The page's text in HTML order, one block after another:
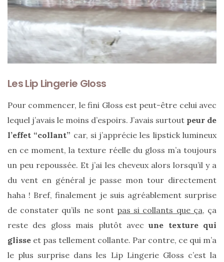
sur
le
Batman
RSVP
Les Lip Lingerie Gloss
Pour commencer, le fini Gloss est peut-être celui avec
lequel j’avais le moins d’espoirs. J’avais surtout peur de
l’effet “collant” car, si j’apprécie les lipstick lumineux
en ce moment, la texture réelle du gloss m’a toujours
un peu repoussée. Et j’ai les cheveux alors lorsqu’il y a
du vent en général je passe mon tour directement
haha ! Bref, finalement je suis agréablement surprise
de constater qu’ils ne sont pas si collants que ça, ça
reste des gloss mais plutôt avecune texture qui
glisse et pas tellement collante. Par contre, ce qui m’a
le plus surprise dans les Lip Lingerie Gloss c’est la